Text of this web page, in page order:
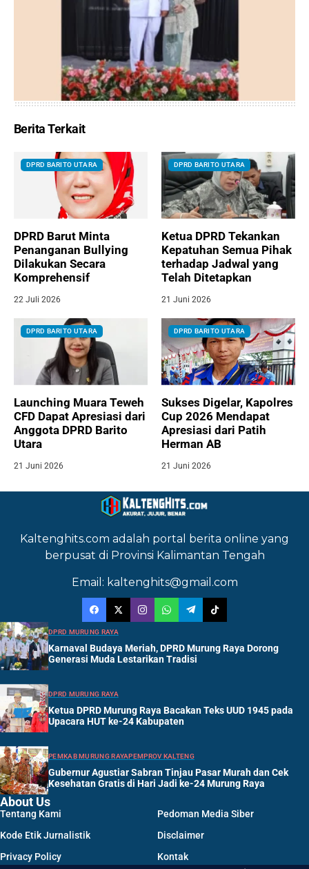
Berita Terkait
DPRD BARITO UTARA
DPRD Barut Minta
Penanganan Bullying
Dilakukan Secara
Komprehensif
22 Juli 2026
DPRD BARITO UTARA
Ketua DPRD Tekankan
Kepatuhan Semua Pihak
terhadap Jadwal yang
Telah Ditetapkan
21 Juni 2026
DPRD BARITO UTARA
Launching Muara Teweh
CFD Dapat Apresiasi dari
Anggota DPRD Barito
Utara
21 Juni 2026
DPRD BARITO UTARA
Sukses Digelar, Kapolres
Cup 2026 Mendapat
Apresiasi dari Patih
Herman AB
21 Juni 2026
Kaltenghits.com adalah portal berita online yang
berpusat di Provinsi Kalimantan Tengah
Email: kaltenghits@gmail.com
DPRD MURUNG RAYA
Karnaval Budaya Meriah, DPRD Murung Raya Dorong
Generasi Muda Lestarikan Tradisi
DPRD MURUNG RAYA
Ketua DPRD Murung Raya Bacakan Teks UUD 1945 pada
Upacara HUT ke-24 Kabupaten
PEMKAB MURUNG RAYAPEMPROV KALTENG
Gubernur Agustiar Sabran Tinjau Pasar Murah dan Cek
Kesehatan Gratis di Hari Jadi ke-24 Murung Raya
About Us
Tentang Kami
Pedoman Media Siber
Kode Etik Jurnalistik
Disclaimer
Privacy Policy
Kontak